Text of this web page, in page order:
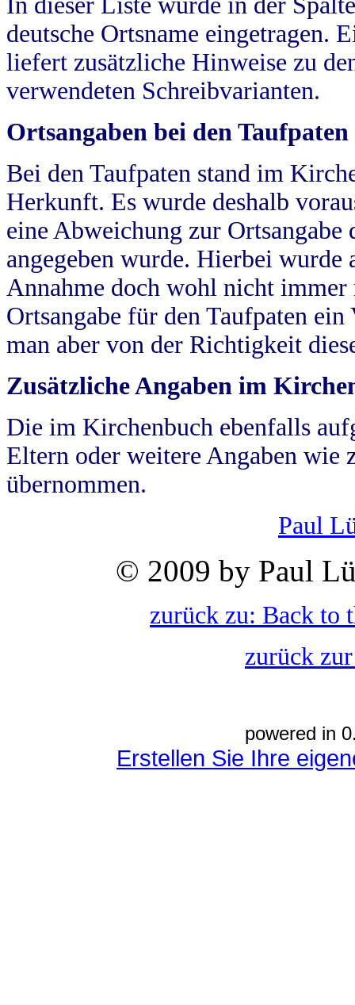
deutsche Ortsname eingetragen.
liefert zusätzliche Hinweise zu
verwendeten Schreibvarianten.
Ortsangaben bei den Taufpaten
Bei den Taufpaten stand im
Herkunft. Es wurde deshalb
eine Abweichung zur
angegeben wurde. Hierbei wurde
Annahme doch wohl nicht
Ortsangabe für den Taufpaten
man aber von der Richtigkeit
Zusätzliche Angaben im
Die im Kirchenbuch ebenfalls
Eltern oder weitere Angaben wie
übernommen.
Paul
© 2009 by Paul
zurück zu: Back to
zurück
powered in
Erstellen Sie Ihre